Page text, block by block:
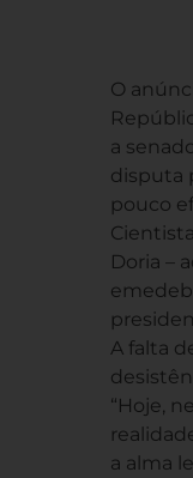
O
a
disputa
pouco
Doria –
A falta
“Hoje,
a alma